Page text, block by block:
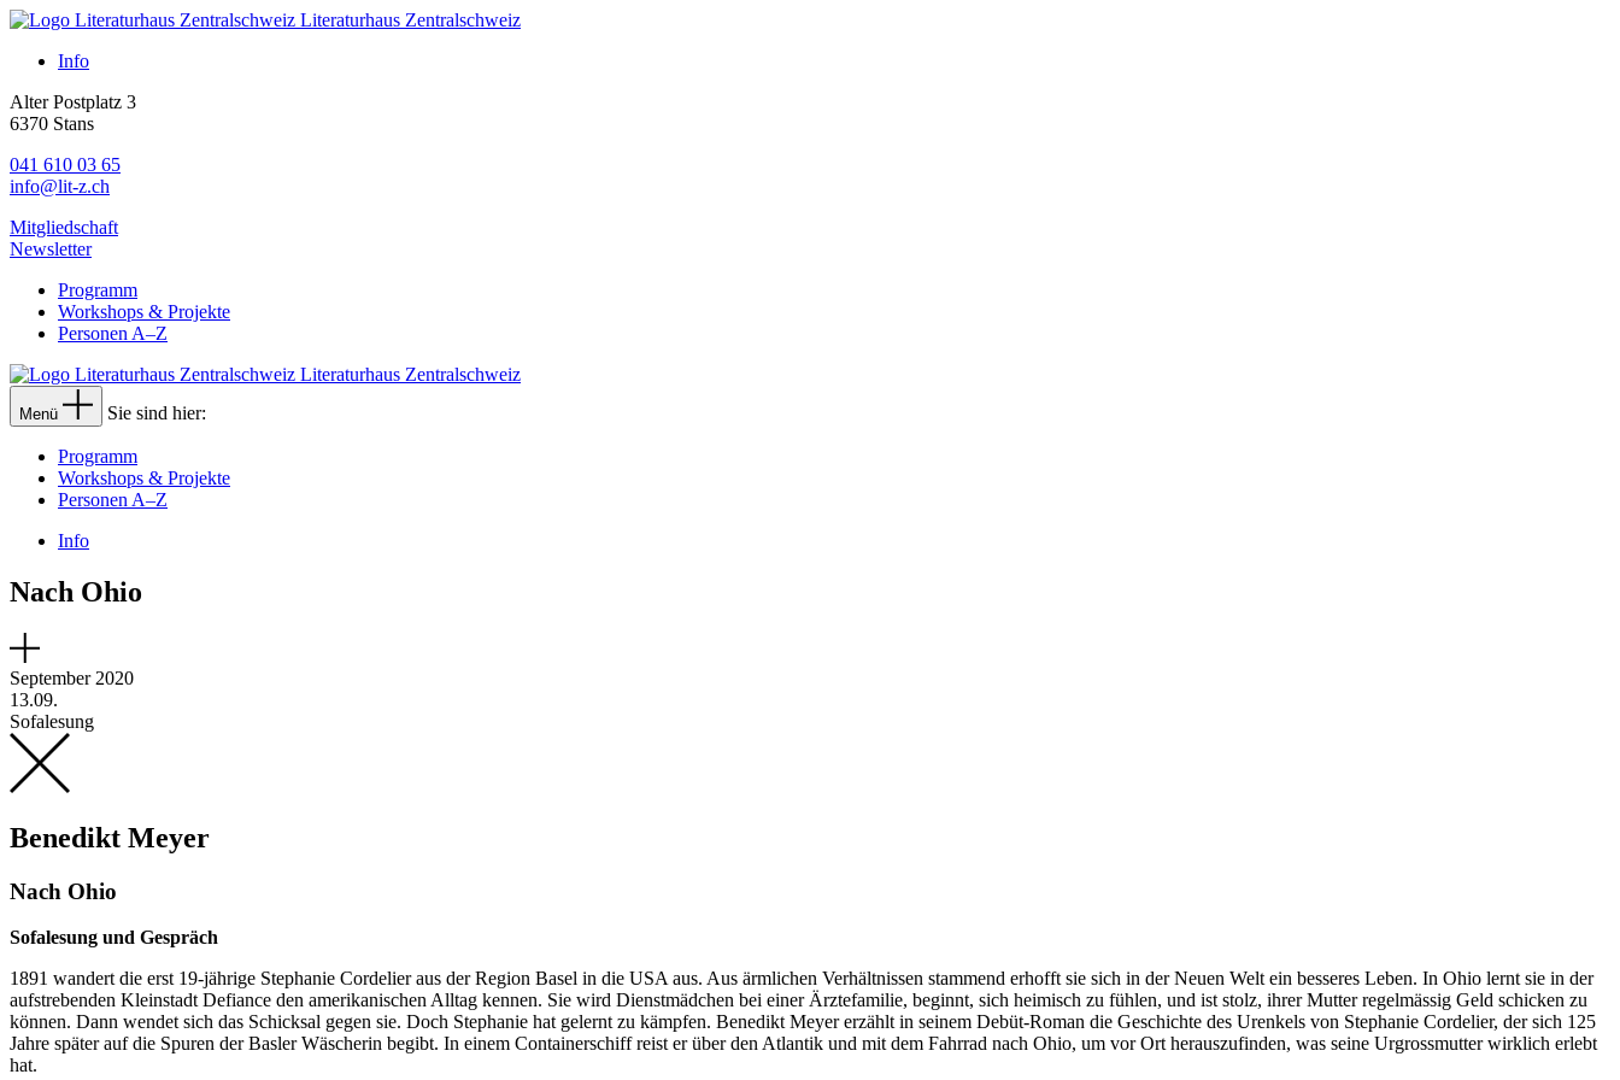
Literaturhaus Zentralschweiz
Info
Alter Postplatz 3
6370 Stans
041 610 03 65
info@lit-z.ch
Mitgliedschaft
Newsletter
Programm
Workshops & Projekte
Personen A–Z
Literaturhaus Zentralschweiz
Menü Sie sind hier:
Programm
Workshops & Projekte
Personen A–Z
Info
Nach Ohio
September 2020
13.09.
Sofalesung
Benedikt Meyer
Nach Ohio
Sofalesung und Gespräch
1891 wandert die erst 19-jährige Stephanie Cordelier aus der Region Basel in die USA aus. Aus ärmlichen Verhältnissen stammend erhofft sie sich in der Neuen Welt ein besseres Leben. In Ohio lernt sie in der
aufstrebenden Kleinstadt Defiance den amerikanischen Alltag kennen. Sie wird Dienstmädchen bei einer Ärztefamilie, beginnt, sich heimisch zu fühlen, und ist stolz, ihrer Mutter regelmässig Geld schicken zu
können. Dann wendet sich das Schicksal gegen sie. Doch Stephanie hat gelernt zu kämpfen. Benedikt Meyer erzählt in seinem Debüt-Roman die Geschichte des Urenkels von Stephanie Cordelier, der sich 125
Jahre später auf die Spuren der Basler Wäscherin begibt. In einem Containerschiff reist er über den Atlantik und mit dem Fahrrad nach Ohio, um vor Ort herauszufinden, was seine Urgrossmutter wirklich erlebt
hat.